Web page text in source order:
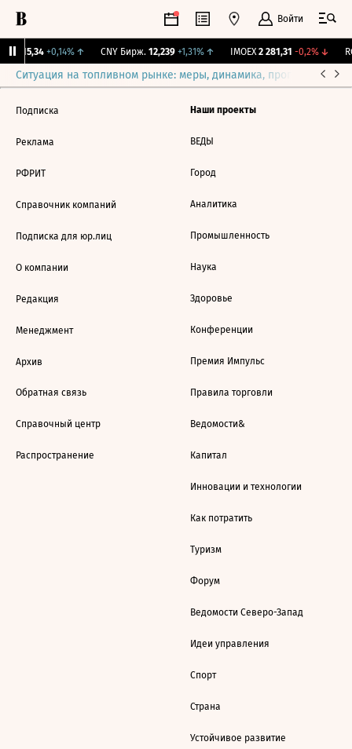
Войти
115,34 +0,14%↑ CNY Бирж. 12,239 +1,31%↑ IMOEX 2 281,31 -0,2%↓
Ситуация на топливном рынке: меры, динамика, прогнозы
Подписка
Реклама
РФРИТ
Справочник компаний
Подписка для юр.лиц
О компании
Редакция
Менеджмент
Архив
Обратная связь
Справочный центр
Распространение
Наши проекты
ВЕДЫ
Город
Аналитика
Промышленность
Наука
Здоровье
Конференции
Премия Импульс
Правила торговли
Ведомости&
Капитал
Инновации и технологии
Как потратить
Туризм
Форум
Ведомости Северо-Запад
Идеи управления
Спорт
Страна
Устойчивое развитие